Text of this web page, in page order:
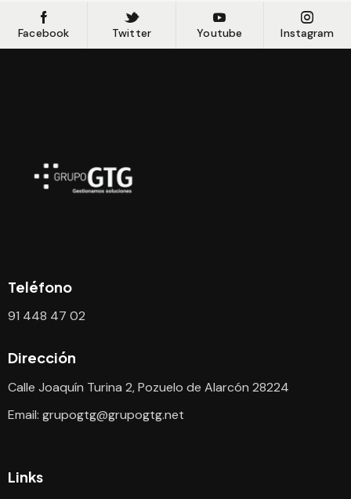
Facebook Twitter Youtube Instagram
Teléfono
91 448 47 02
Dirección
Calle Joaquín Turina 2, Pozuelo de Alarcón 28224
Email: grupogtg@grupogtg.net
Links